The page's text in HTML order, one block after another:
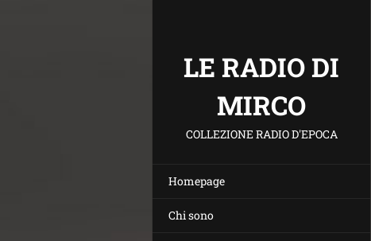
LE RADIO DI
MIRCO
COLLEZIONE RADIO D'EPOCA
Homepage
Chi sono